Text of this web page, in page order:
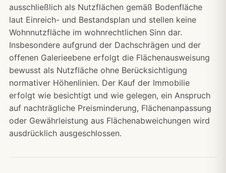
ausschließlich als Nutzflächen gemäß Bodenfläche
laut Einreich- und Bestandsplan und stellen keine
Wohnnutzfläche im wohnrechtlichen Sinn dar.
Insbesondere aufgrund der Dachschrägen und der
offenen Galerieebene erfolgt die Flächenausweisung
bewusst als Nutzfläche ohne Berücksichtigung
normativer Höhenlinien. Der Kauf der Immobilie
erfolgt wie besichtigt und wie gelegen, ein Anspruch
auf nachträgliche Preisminderung, Flächenanpassung
oder Gewährleistung aus Flächenabweichungen wird
ausdrücklich ausgeschlossen.